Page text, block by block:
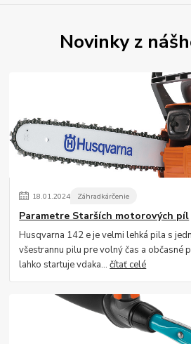
Novinky z
18.01.2024 Záhradkárčenie
Parametre Starších motorových píl
Husqvarna 142 e je velmi lehká pila s
všestrannu pilu pre volný čas a občasné
lahko startuje vdaka...čítať celé